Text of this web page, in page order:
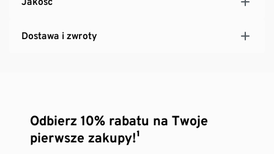
Dostawa i zwroty
Odbierz 10% rabatu na Twoje
pierwsze zakupy!¹